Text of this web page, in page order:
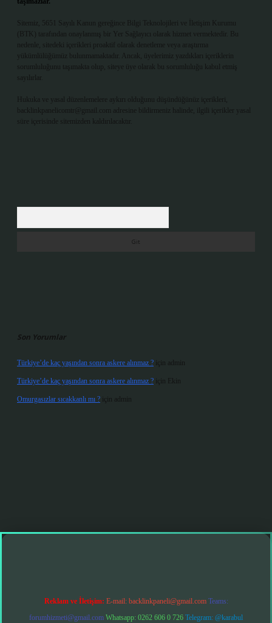
Sitemiz, 5651 Sayılı Kanun gereğince Bilgi Teknolojileri ve İletişim Kurumu
(BTK) tarafından onaylanmış bir Yer Sağlayıcı olarak hizmet vermektedir. Bu
nedenle, sitedeki içerikleri proaktif olarak denetleme veya araştırma
yükümlülüğümüz bulunmamaktadır. Ancak, üyelerimiz yazdıkları içeriklerin
sorumluluğunu taşımakta olup, siteye üye olarak bu sorumluluğu kabul etmiş
sayılırlar.
Hukuka ve yasal düzenlemelere aykırı olduğunu düşündüğünüz içerikleri,
backlinkpanelicomtr@gmail.com
adresine bildirmeniz halinde, ilgili içerikler yasal
süre içerisinde sitemizden kaldırılacaktır.
Son Yorumlar
Türkiye’de kaç yaşından sonra askere alınmaz ? için admin
Türkiye’de kaç yaşından sonra askere alınmaz ? için Ekin
Omurgasızlar sıcakkanlı mı ? için admin
giriş
Reklam ve İletişim: E-mail: backlinkpaneli@gmail.com Teams:
forumhizmeti@gmail.com Whatsapp: 0262 606 0 726 Telegram: @karabul